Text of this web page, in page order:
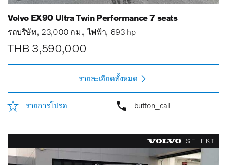
Volvo EX90 Ultra Twin Performance 7 seats
รถบริษัท 23,000 กม. ไฟฟ้า 693 hp
THB 3,590,000
รายละเอียดทั้งหมด
รายการโปรด button_call